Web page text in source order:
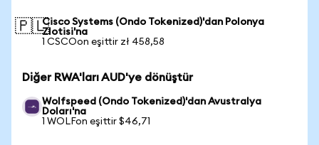
🇵🇱Cisco Systems (Ondo Tokenized)'dan Polonya
Zlotisi'na
1 CSCOon eşittir zł 458,58
Diğer RWA'ları AUD'ye dönüştür
Wolfspeed (Ondo Tokenized)'dan Avustralya
Doları'na
1 WOLFon eşittir $46,71